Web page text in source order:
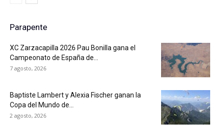
Parapente
XC Zarzacapilla 2026 Pau Bonilla gana el
Campeonato de España de...
7 agosto, 2026
Baptiste Lambert y Alexia Fischer ganan la
Copa del Mundo de...
2 agosto, 2026